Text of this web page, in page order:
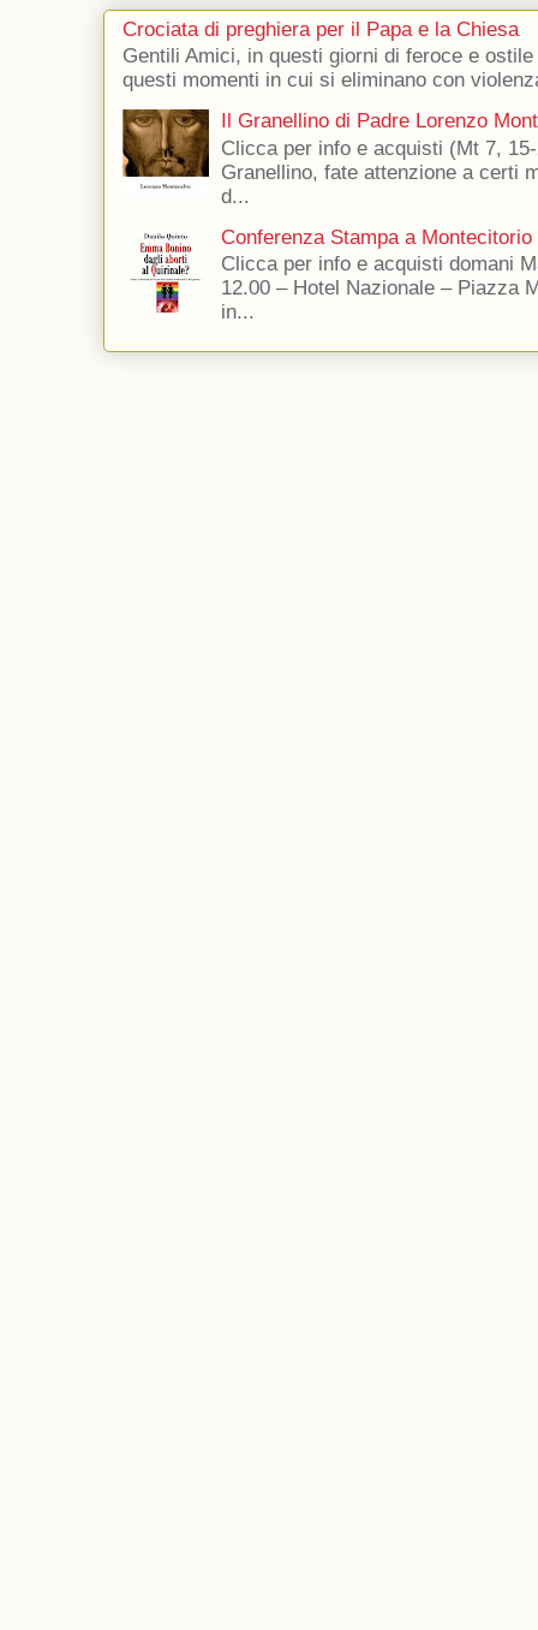
Crociata di preghiera per il Papa e la Chiesa
Gentili Amici, in questi giorni di feroce e
questi momenti in cui si eliminano con
Il Granellino di Padre Lorenzo
Clicca per info e acquisti (Mt 7,
Granellino, fate attenzione a certi
d...
Conferenza Stampa a Montecitorio
Clicca per info e acquisti domani
12.00 – Hotel Nazionale – Piazza
in...